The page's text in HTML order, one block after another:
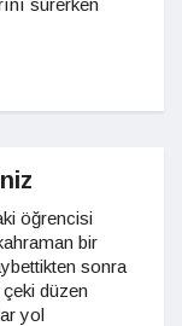
sürerken
öğrencisi
bir
sonra
düzen
yol